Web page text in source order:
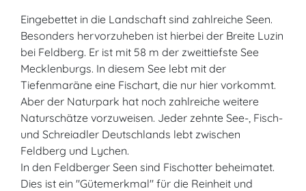
Eingebettet in die Landschaft sind zahlreiche Seen.
Besonders hervorzuheben ist hierbei der Breite Luzin
bei Feldberg. Er ist mit 58 m der zweittiefste See
Mecklenburgs. In diesem See lebt mit der
Tiefenmaräne eine Fischart, die nur hier vorkommt.
Aber der Naturpark hat noch zahlreiche weitere
Naturschätze vorzuweisen. Jeder zehnte See-, Fisch-
und Schreiadler Deutschlands lebt zwischen
Feldberg und Lychen.
In den Feldberger Seen sind Fischotter beheimatet.
Dies ist ein "Gütemerkmal" für die Reinheit und